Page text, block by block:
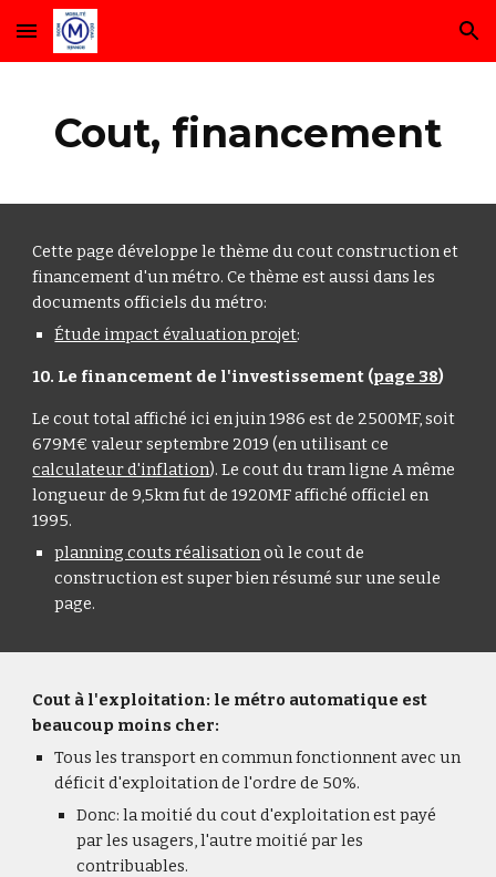
Skip to main content Skip to navigation
Cout, financement
Cette page développe le thème du cout construction et
financement d'un métro. Ce thème est aussi dans les
documents officiels du métro:
Étude impact évaluation projet:
10. Le financement de l'investissement (page 38)
Le cout total affiché ici en juin 1986 est de 2500MF, soit
679M€ valeur septembre 2019 (en utilisant ce
calculateur d'inflation). Le cout du tram ligne A même
longueur de 9,5km fut de 1920MF affiché officiel en
1995.
planning couts réalisationoù le cout de
construction est super bien résumé sur une seule
page.
Cout à l'exploitation: le métro automatique est
beaucoup moins cher:
Tous les transport en commun fonctionnent avec un
déficit d'exploitation de l'ordre de 50%.
Donc: la moitié du cout d'exploitation est payé
par les usagers, l'autre moitié par les
contribuables.